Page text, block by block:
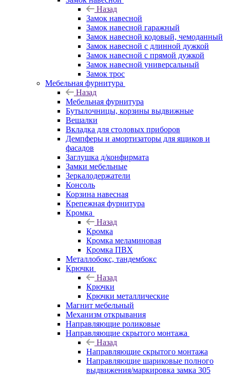
Назад
Замок навесной
Замок навесной гаражный
Замок навесной кодовый, чемоданный
Замок навесной с длинной дужкой
Замок навесной с прямой дужкой
Замок навесной универсальный
Замок трос
Мебельная фурнитура
Назад
Мебельная фурнитура
Бутылочницы, корзины выдвижные
Вешалки
Вкладка для столовых приборов
Демпферы и амортизаторы для ящиков и
фасадов
Заглушка д/конфирмата
Замки мебельные
Зеркалодержатели
Консоль
Корзина навесная
Крепежная фурнитура
Кромка
Назад
Кромка
Кромка меламиновая
Кромка ПВХ
Металлобокс, тандембокс
Крючки
Назад
Крючки
Крючки металлические
Магнит мебельный
Механизм открывания
Направляющие роликовые
Направляющие скрытого монтажа
Назад
Направляющие скрытого монтажа
Направляющие шариковые полного
выдвижения/маркировка замка 305